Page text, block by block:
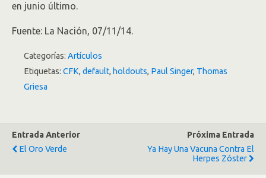
en junio último.
Fuente: La Nación, 07/11/14.
Categorías: Artículos
Etiquetas: CFK, default, holdouts, Paul Singer, Thomas
Griesa
Entrada Anterior
El Oro Verde
Próxima Entrada
Ya Hay Una Vacuna Contra El
Herpes Zóster